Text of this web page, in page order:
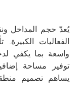
يُعدّ حجم المداخل
الفعاليات
واسعة بما يكفي
توفير مساحة
يساهم تصميم